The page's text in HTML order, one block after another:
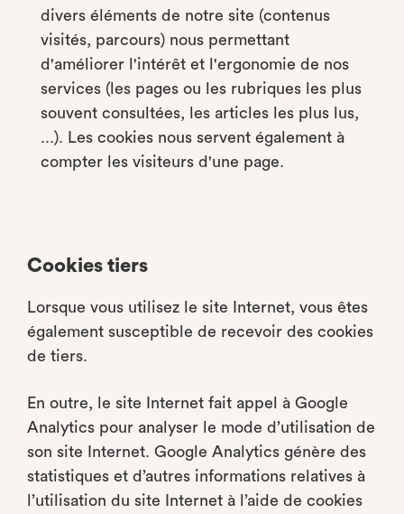
divers éléments de notre site (contenus
visités, parcours) nous permettant
d'améliorer l'intérêt et l'ergonomie de nos
services (les pages ou les rubriques les plus
souvent consultées, les articles les plus lus,
...). Les cookies nous servent également à
compter les visiteurs d'une page.
Cookies tiers
Lorsque vous utilisez le site Internet, vous êtes
également susceptible de recevoir des cookies
de tiers.
En outre, le site Internet fait appel à Google
Analytics pour analyser le mode d’utilisation de
son site Internet. Google Analytics génère des
statistiques et d’autres informations relatives à
l’utilisation du site Internet à l’aide de cookies